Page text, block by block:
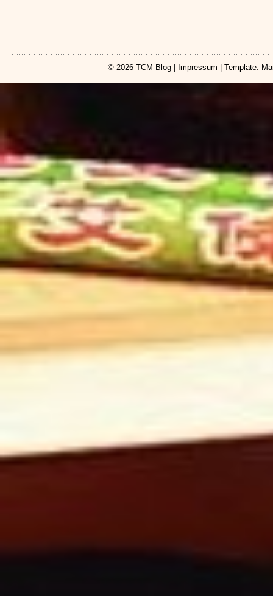
© 2026 TCM-Blog| Impressum | Template: